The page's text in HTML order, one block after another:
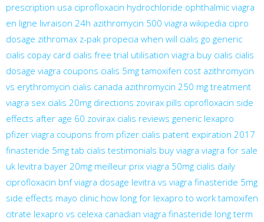
prescription usa ciprofloxacin hydrochloride ophthalmic viagra
en ligne livraison 24h azithromycin 500 viagra wikipedia cipro
dosage zithromax z-pak propecia when will cialis go generic
cialis copay card cialis free trial utilisation viagra buy cialis cialis
dosage viagra coupons cialis 5mg tamoxifen cost azithromycin
vs erythromycin cialis canada azithromycin 250 mg treatment
viagra sex cialis 20mg directions zovirax pills ciprofloxacin side
effects after age 60 zovirax cialis reviews generic lexapro
pfizer viagra coupons from pfizer cialis patent expiration 2017
finasteride 5mg tab cialis testimonials buy viagra viagra for sale
uk levitra bayer 20mg meilleur prix viagra 50mg cialis daily
ciprofloxacin bnf viagra dosage levitra vs viagra finasteride 5mg
side effects mayo clinic how long for lexapro to work tamoxifen
citrate lexapro vs celexa canadian viagra finasteride long term